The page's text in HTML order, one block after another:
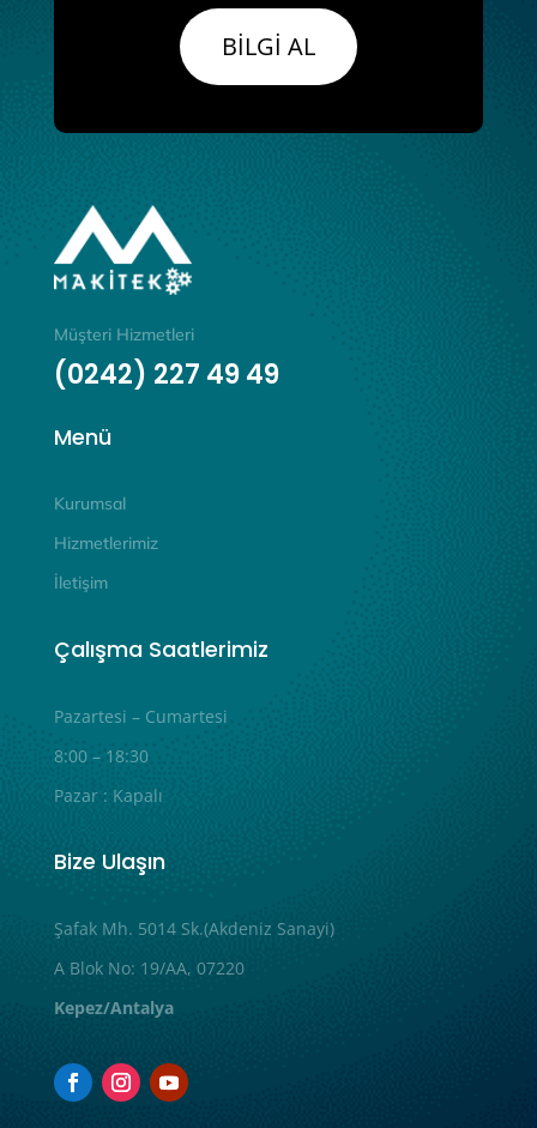
BİLGİ AL
Müşteri Hizmetleri
(0242) 227 49 49
Menü
Kurumsal
Hizmetlerimiz
İletişim
Çalışma Saatlerimiz
Pazartesi – Cumartesi
8:00 – 18:30
Pazar : Kapalı
Bize Ulaşın
Şafak Mh. 5014 Sk.(Akdeniz Sanayi)
A Blok No: 19/AA, 07220
Kepez/Antalya